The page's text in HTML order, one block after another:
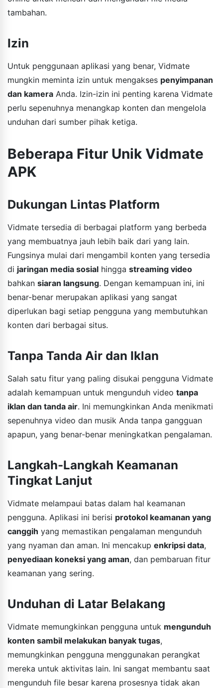
tambahan.
Izin
Untuk penggunaan aplikasi yang benar, Vidmate
mungkin meminta izin untuk mengakses penyimpanan
dan kamera Anda. Izin-izin ini penting karena Vidmate
perlu sepenuhnya menangkap konten dan mengelola
unduhan dari sumber pihak ketiga.
Beberapa Fitur Unik Vidmate
APK
Dukungan Lintas Platform
Vidmate tersedia di berbagai platform yang berbeda
yang membuatnya jauh lebih baik dari yang lain.
Fungsinya mulai dari mengambil konten yang tersedia
di jaringan media sosial hingga streaming video
bahkan siaran langsung. Dengan kemampuan ini, ini
benar-benar merupakan aplikasi yang sangat
diperlukan bagi setiap pengguna yang membutuhkan
konten dari berbagai situs.
Tanpa Tanda Air dan Iklan
Salah satu fitur yang paling disukai pengguna Vidmate
adalah kemampuan untuk mengunduh video tanpa
iklan dan tanda air. Ini memungkinkan Anda menikmati
sepenuhnya video dan musik Anda tanpa gangguan
apapun, yang benar-benar meningkatkan pengalaman.
Langkah-Langkah Keamanan
Tingkat Lanjut
Vidmate melampaui batas dalam hal keamanan
pengguna. Aplikasi ini berisi protokol keamanan yang
canggih yang memastikan pengalaman mengunduh
yang nyaman dan aman. Ini mencakup enkripsi data,
penyediaan koneksi yang aman, dan pembaruan fitur
keamanan yang sering.
Unduhan di Latar Belakang
Vidmate memungkinkan pengguna untuk mengunduh
konten sambil melakukan banyak tugas,
memungkinkan pengguna menggunakan perangkat
mereka untuk aktivitas lain. Ini sangat membantu saat
mengunduh file besar karena prosesnya tidak akan